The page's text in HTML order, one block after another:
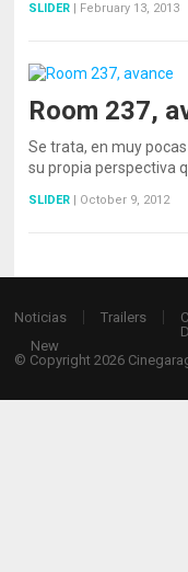
SLIDER | February 13, 2013
Room 237,
Se trata, en muy
su propia perspectiva
SLIDER | October 9, 2012
Noticias Trailers
New
© Copyright 2026